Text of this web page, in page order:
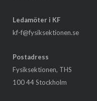
Ledamöter i KF
kf-f@fysiksektionen.se
Postadress
Fysiksektionen, THS
100 44 Stockholm